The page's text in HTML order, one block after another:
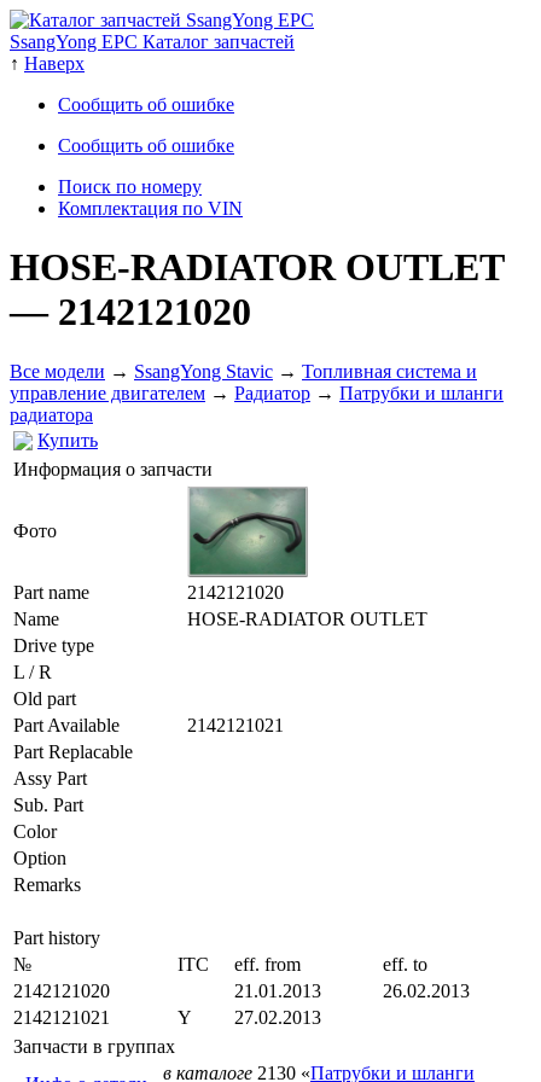
SsangYong EPC Каталог запчастей
↑ Наверх
Сообщить об ошибке
Сообщить об ошибке
Поиск по номеру
Комплектация по VIN
HOSE-RADIATOR OUTLET
— 2142121020
Все модели → SsangYong Stavic → Топливная система и
управление двигателем → Радиатор → Патрубки и шланги
радиатора
Купить
Информация о запчасти
Фото
Part name
2142121020
Name
HOSE-RADIATOR OUTLET
Drive type
L / R
Old part
Part Available
2142121021
Part Replacable
Assy Part
Sub. Part
Color
Option
Remarks
Part history
№
ITC eff. from
eff. to
2142121020
21.01.2013
26.02.2013
2142121021
Y
27.02.2013
Запчасти в группах
в каталоге 2130 «Патрубки и шланги